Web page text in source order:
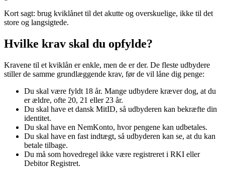
Kort sagt: brug kviklånet til det akutte og overskuelige, ikke til det
store og langsigtede.
Hvilke krav skal du opfylde?
Kravene til et kviklån er enkle, men de er der. De fleste udbydere
stiller de samme grundlæggende krav, før de vil låne dig penge:
Du skal være fyldt 18 år. Mange udbydere kræver dog, at du
er ældre, ofte 20, 21 eller 23 år.
Du skal have et dansk MitID, så udbyderen kan bekræfte din
identitet.
Du skal have en NemKonto, hvor pengene kan udbetales.
Du skal have en fast indtægt, så udbyderen kan se, at du kan
betale tilbage.
Du må som hovedregel ikke være registreret i RKI eller
Debitor Registret.